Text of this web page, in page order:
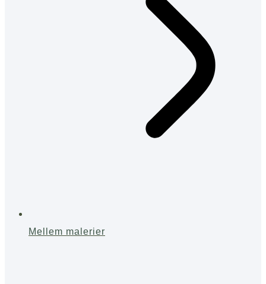
Mellem malerier